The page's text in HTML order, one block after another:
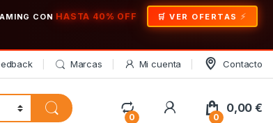
CON HASTA 40% OFF 🛒 VER OFERTAS
Marcas Mi cuenta Contacto
0
My Account
0
0,00€